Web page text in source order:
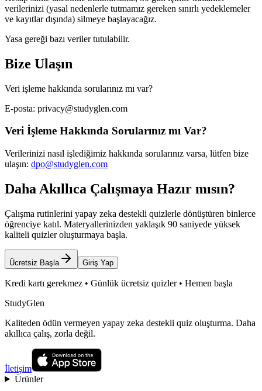
verilerinizi (yasal nedenlerle tutmamız gereken sınırlı yedeklemeler
ve kayıtlar dışında) silmeye başlayacağız.
Yasa gereği bazı veriler tutulabilir.
Bize Ulaşın
Veri işleme hakkında sorularınız mı var?
E-posta: privacy@studyglen.com
Veri İşleme Hakkında Sorularınız mı Var?
Verilerinizi nasıl işlediğimiz hakkında sorularınız varsa, lütfen bize
ulaşın: dpo@studyglen.com
Daha Akıllıca Çalışmaya Hazır mısın?
Çalışma rutinlerini yapay zeka destekli quizlerle dönüştüren binlerce
öğrenciye katıl. Materyallerinizden yaklaşık 90 saniyede yüksek
kaliteli quizler oluşturmaya başla.
Ücretsiz Başla Giriş Yap
Kredi kartı gerekmez • Günlük ücretsiz quizler • Hemen başla
StudyGlen
Kaliteden ödün vermeyen yapay zeka destekli quiz oluşturma. Daha
akıllıca çalış, zorla değil.
İletişim
Ürünler